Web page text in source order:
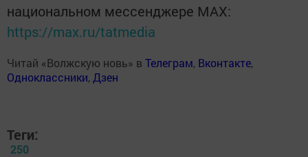
национальном мессенджере MАХ:
https://max.ru/tatmedia
Читай «Волжскую новь» в Телеграм, Вконтакте,
Одноклассники, Дзен
Теги:
250